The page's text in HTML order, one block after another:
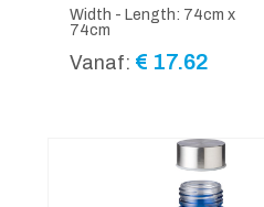
Width - Length: 74cm x
74cm
Vanaf: € 17.62